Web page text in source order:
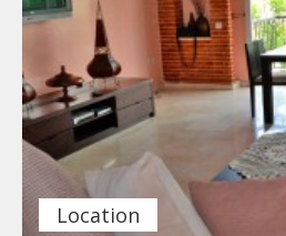
Location